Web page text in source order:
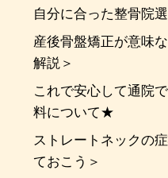
自分に合った整骨院
産後骨盤矯正が意味
解説＞
これで安心して通院
料について★
ストレートネックの
ておこう＞